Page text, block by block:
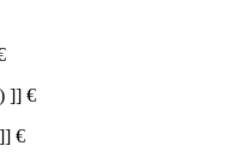
]] €
€